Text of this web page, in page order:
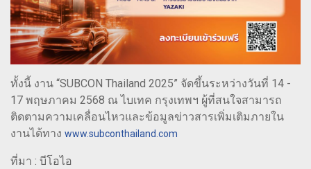
ทั้งนี้ งาน “SUBCON Thailand 2025” จัดขึ้นระหว่างวันที่ 14 -
17 พฤษภาคม 2568 ณ ไบเทค กรุงเทพฯ ผู้ที่สนใจสามารถ
ติดตามความเคลื่อนไหวและข้อมูลข่าวสารเพิ่มเติมภายใน
งานได้ทาง www.subconthailand.com
ที่มา : บีโอไอ